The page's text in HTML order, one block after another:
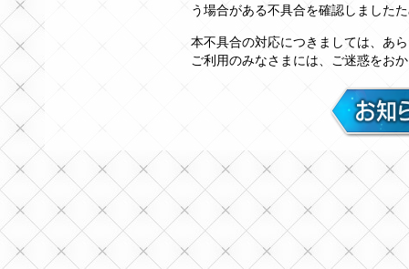
う場合がある不具合を確認しました
本不具合の対応につきましては、あ
ご利用のみなさまには、ご迷惑をお